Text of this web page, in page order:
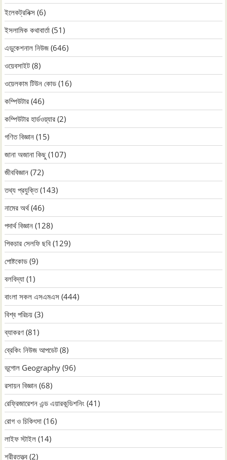
ইলেকট্রনিক্স (6)
ইসলামিক কথাবার্তা (51)
এডুকেশনাল নিউজ (646)
ওয়েবসাইট (8)
ওয়েলকাম টিউন কোড (16)
কম্পিউটার (46)
কম্পিউটার হার্ডওয়্যার (2)
গণিত বিজ্ঞান (15)
জানা অজানা কিছু (107)
জীববিজ্ঞান (72)
তথ্য প্রযুক্তি(143)
নামের অর্থ(46)
পদার্থ বিজ্ঞান (128)
পিকচার সেলফি ছবি (129)
পোষ্টকোড (9)
বলবিদ্যা (1)
বাংলা সকল এসএমএস (444)
বিশ্ব পরিচয় (3)
ব্যাকরণ (81)
ব্রেকিং নিউজ আপডেট (8)
ভূগোল Geography (96)
রসায়ন বিজ্ঞান (68)
রেফ্রিজারেশন এন্ড এয়ারকন্ডিশনিং (41)
রোগ ও চিকিৎসা (16)
লাইফ স্টাইল (14)
শরীরতত্ত্ব (2)